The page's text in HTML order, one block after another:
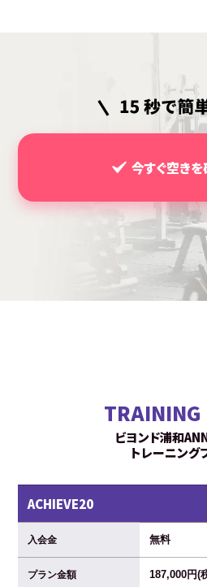
今すぐ空き
ビヨンド浦和
トレーニング
ACHIEVE20
入会金 無料
プラン金額 187,000円(